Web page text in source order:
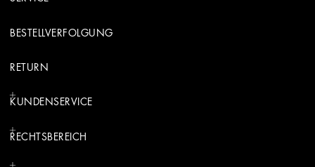
BESTELLVERFOLGUNG
RETURN
KUNDENSERVICE
RECHTSBEREICH